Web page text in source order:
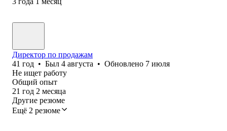
Директор по продажам
41 год • Был 4 августа • Обновлено 7 июля
Не ищет работу
Общий опыт
21 год 2 месяца
Другие резюме
Ещё 2 резюме